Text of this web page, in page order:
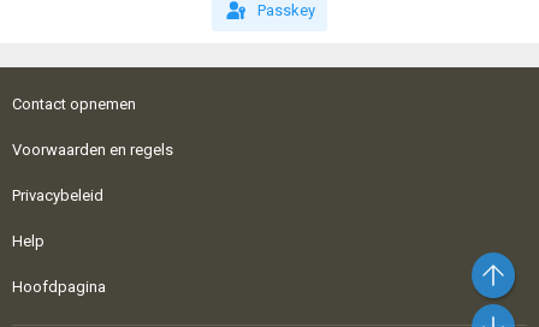
Passkey
Contact opnemen
Voorwaarden en regels
Privacybeleid
Help
Hoofdpagina